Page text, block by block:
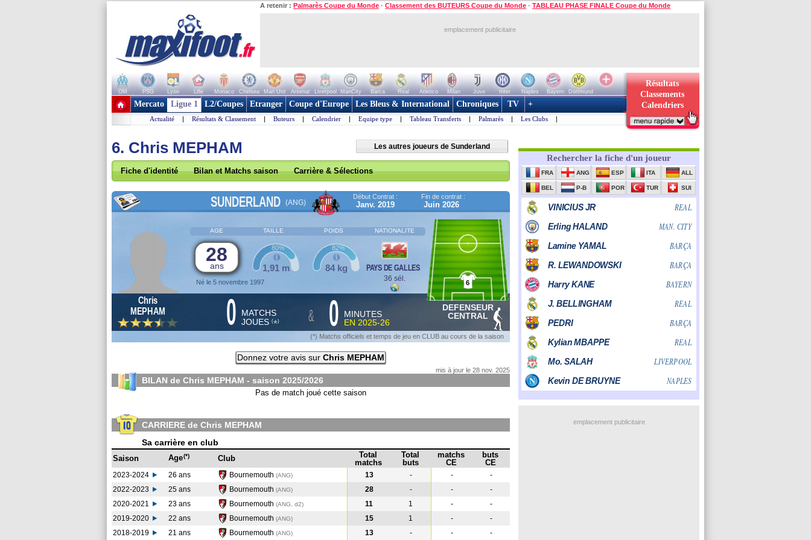
A retenir : Palmarès Coupe du Monde - Classement des BUTEURS Coupe du Monde - TABLEAU PHASE FINALE Coupe du Monde
emplacement publicitaire
OM PSG Lyon Lille Monaco Chelsea Man Utd Arsenal Liverpool ManCity Barca Real Atletico Milan Juve Inter Naples Bayern
Dortmund
+ de clubs
Résultats
Classements
Calendriers
Mercato Ligue 1 L2/Coupes Etranger Coupe d'Europe Les Bleus & International Chroniques TV +
Actualité | Résultats & Classement | Buteurs | Calendrier | Equipe type | Tableau Transferts | Palmarès | Les Clubs |
6. Chris MEPHAM Les autres joueurs de Sunderland
Fiche d'identité Bilan et Matchs saison Carrière & Sélections
SUNDERLAND (ANG)
Début Contrat :
Janv. 2019
Fin de contrat :
Juin 2026
AGE TAILLE POIDS NATIONALITE
28
ans
Né le 5 novembre 1997
1,91 m
80%
84 kg
82%
PAYS DE GALLES
36 sél. 6
Chris
MEPHAM
0 MATCHS
JOUES (*) & 0
MINUTES
EN 2025-26
DEFENSEUR
CENTRAL
(*) Matchs officiels et temps de jeu en CLUB au cours de la saison
Donnez votre avis sur Chris MEPHAM
mis à jour le 28 nov. 2025
BILAN de Chris MEPHAM - saison 2025/2026
Pas de match joué cette saison
CARRIERE de Chris MEPHAM
Sa carrière en club
Saison Age(*) Club
Total
matchs
Total
buts
matchs
CE
buts
CE
2023-2024 26 ans Bournemouth (ANG) 13 - -
-
2022-2023
25 ans Bournemouth (ANG) 28 - -
-
2020-2021
23 ans Bournemouth (ANG, d2) 11 1 -
-
2019-2020
22 ans Bournemouth (ANG) 15 1 -
-
2018-2019
21 ans Bournemouth (ANG) 13 - -
-
emplacement publicitaire